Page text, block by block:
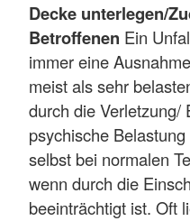
Decke unterlegen/
Betroffenen Ein
immer eine
meist als sehr
durch die Verletzung/
psychische
selbst bei normalen
wenn durch die
beeinträchtigt ist. Oft